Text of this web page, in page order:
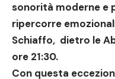
sonorità moderne e
ripercorre
Schiaffo, dietro le
ore 21:30.
Con questa